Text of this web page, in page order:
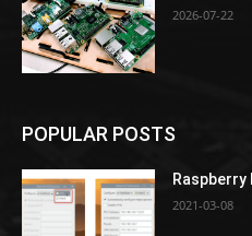
2026-07-22
POPULAR POSTS
Raspberry
2021-03-08